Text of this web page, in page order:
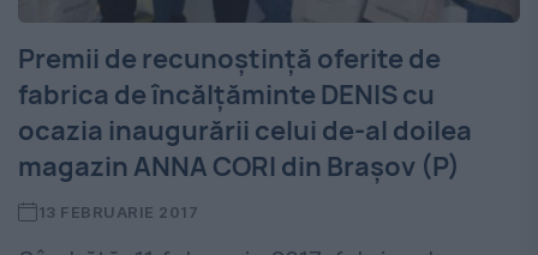
Premii de recunoştinţă oferite de
fabrica de încălţăminte DENIS cu
ocazia inaugurării celui de-al doilea
magazin ANNA CORI din Braşov (P)
13 FEBRUARIE 2017